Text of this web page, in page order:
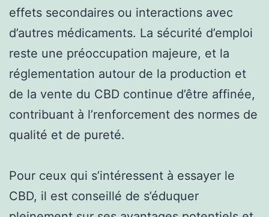
effets secondaires ou interactions avec
d’autres médicaments. La sécurité d’emploi
reste une préoccupation majeure, et la
réglementation autour de la production et
de la vente du CBD continue d’être affinée,
contribuant à l’renforcement des normes de
qualité et de pureté.
Pour ceux qui s’intéressent à essayer le
CBD, il est conseillé de s’éduquer